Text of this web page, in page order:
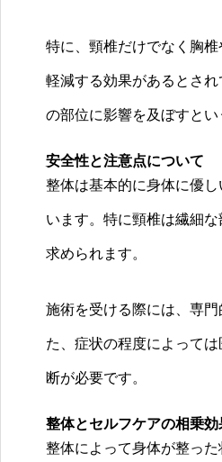
特に、頸椎だけでなく胸
軽減する効果があるとさ
の部位に影響を及ぼすと
安全性と注意点について
整体は基本的に身体に優
います。特に頸椎は繊細
求められます。
施術を受ける際には、専
た、症状の程度によって
断が必要です。
整体とセルフケアの相乗効
整体によって身体が整っ